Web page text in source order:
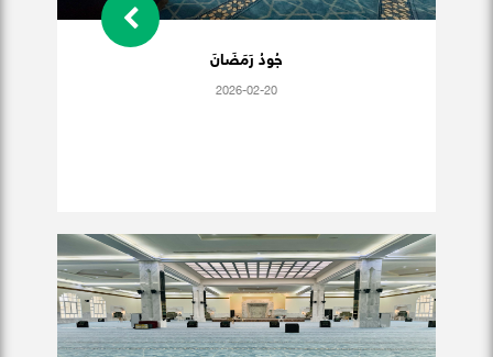
جُودُ رَمَضَانَ
2026-02-20